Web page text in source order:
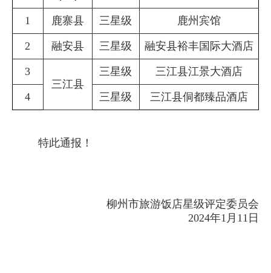
1 鹿寨县 三星级 鹿州宾馆
2 融安县 三星级 融安县裕丰国际大酒店
3
三江县
三星级 三江县江景大酒店
4 三星级 三江县侗都臻品酒店
特此通报！
柳州市旅游饭店星级评定委员会
2024年1月11日